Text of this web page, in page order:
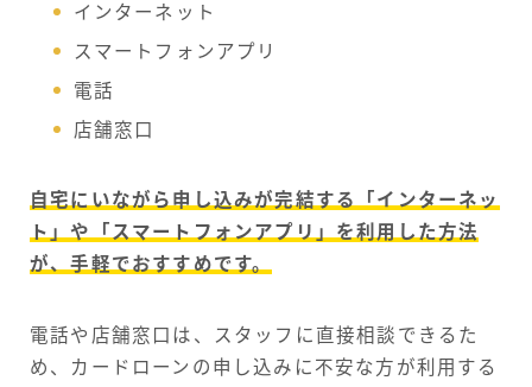
インターネット
スマートフォンアプリ
電話
店舗窓口
自宅にいながら申し込みが完結する「インターネッ
ト」や「スマートフォンアプリ」を利用した方法
が、手軽でおすすめです。
電話や店舗窓口は、スタッフに直接相談できるた
め、カードローンの申し込みに不安な方が利用する